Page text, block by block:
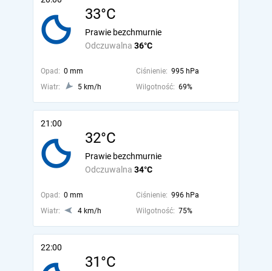
33°C
Odczuwalna 36°C
Prawie bezchmurnie
Opad: 0 mm Ciśnienie: 995 hPa
Wiatr:
5 km/h Wilgotność: 69%
21:00
32°C
Odczuwalna 34°C
Prawie bezchmurnie
Opad: 0 mm Ciśnienie: 996 hPa
Wiatr:
4 km/h Wilgotność: 75%
22:00
31°C